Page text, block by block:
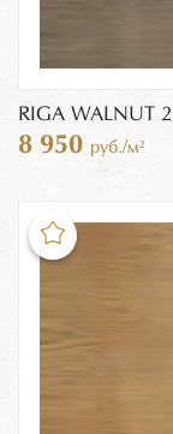
RIGA WALNUT
8 950 руб./м²